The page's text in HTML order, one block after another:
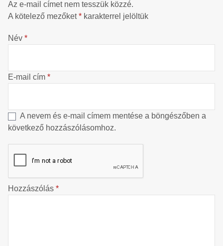
Az e-mail címet nem tesszük közzé.
A kötelező mezőket* karakterrel jelöltük
Név *
E-mail cím *
A nevem és e-mail címem mentése a böngészőben a
következő hozzászólásomhoz.
Hozzászólás *